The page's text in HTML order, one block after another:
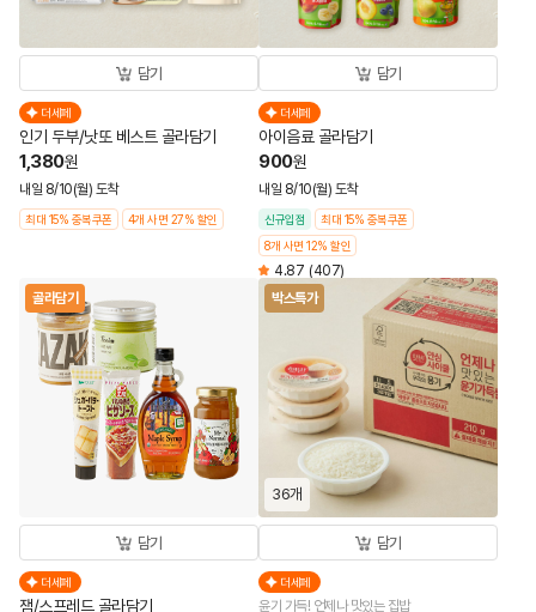
담기
더세페
인기 두부/낫또 베스트 골라담기
1,380원
내일 8/10(월) 도착
최대 15% 중복쿠폰 4개 사면 27% 할인
담기
더세페
아이음료 골라담기
900원
내일 8/10(월) 도착
신규입점
최대 15% 중복쿠폰
8개 사면 12% 할인
4.87 (407)
골라담기
담기
더세페
잼/스프레드 골라담기
박스특가
36개
담기
더세페
윤기 가득! 언제나 맛있는 집밥